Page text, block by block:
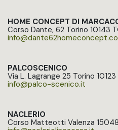
HOME CONCEPT DI
Corso Dante, 62 Torino 10143
PALCOSCENICO
Via L. Lagrange 25 Torino 10123
info@palco-scenico.it
NACLERIO
Corso Matteotti Valenza